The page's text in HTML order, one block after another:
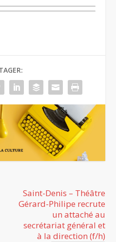
Saint-Denis – Théâtre
Gérard-Philipe recrute
un attaché au
secrétariat général et
à la direction (f/h)